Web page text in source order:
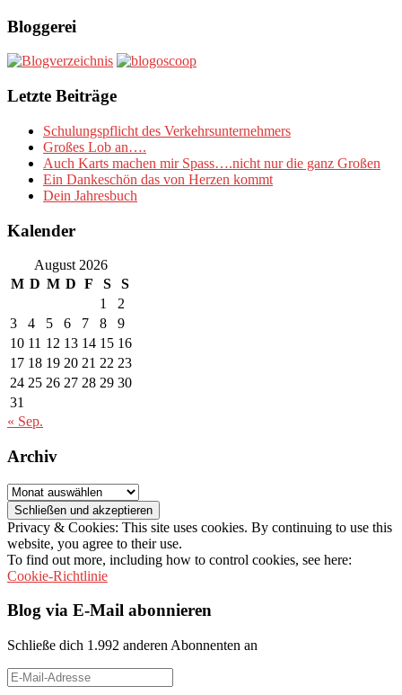
Bloggerei
Letzte Beiträge
Schulungspflicht des Verkehrsunternehmers
Großes Lob an….
Auch Karts machen mir Spass….nicht nur die ganz Großen
Ein Dankeschön das von Herzen kommt
Dein Jahresbuch
Kalender
August 2026
M D M D F S
S
1
2
3
4 5 6 7 8
9
10 11 12 13 14 15 16
17 18 19 20 21 22 23
24 25 26 27 28 29 30
31
« Sep.
Archiv
Archiv
Privacy & Cookies: This site uses cookies. By continuing to use this
website, you agree to their use.
To find out more, including how to control cookies, see here:
Cookie-Richtlinie
Blog via E-Mail abonnieren
Schließe dich 1.992 anderen Abonnenten an
E-
Mail-